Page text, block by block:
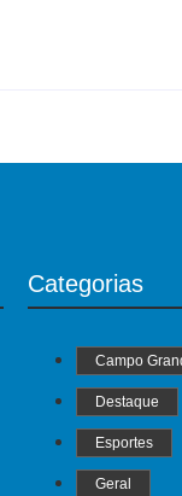
Categorias
Campo
Destaque
Esportes
Geral